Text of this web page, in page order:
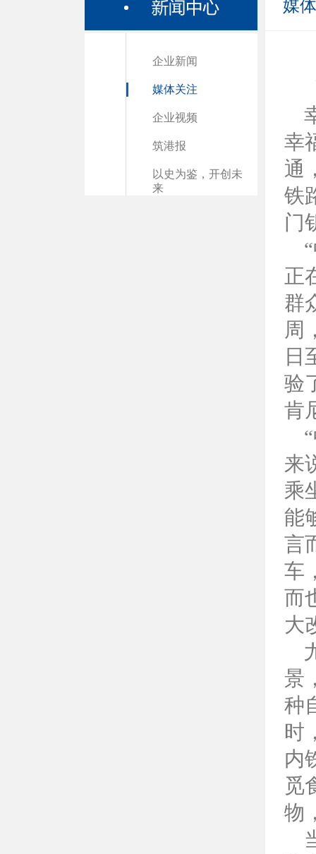
企业新闻
媒体关注
企业视频
筑港报
以史为鉴，开创未
来
媒
幸
通
铁
门
正
群
周
日
验
肯
来
乘
能
言
车
而
大
景
种
时
内
觅
物